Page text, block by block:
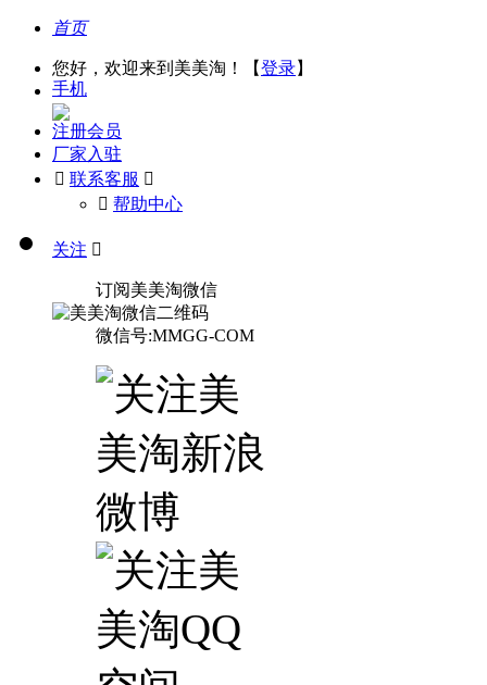
首页
您好，欢迎来到美美淘！【登录】
手机
注册会员
厂家入驻
 联系客服 
󰅃 帮助中心
关注 
订阅美美淘微信
微信号:MMGG-COM